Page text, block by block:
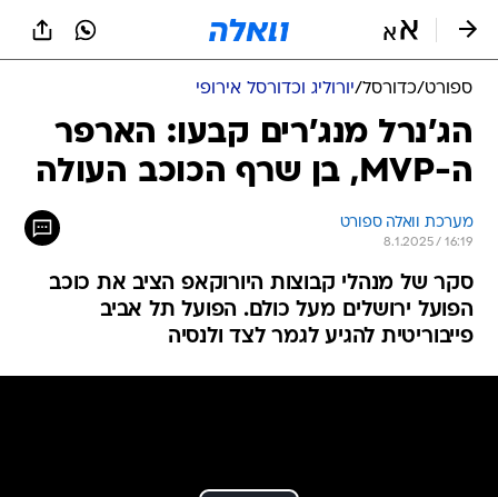
ספורט/כדורסל/יורוליג וכדורסל אירופי
הג'נרל מנג'רים קבעו: הארפר
ה-MVP, בן שרף הכוכב העולה
מערכת וואלה ספורט
8.1.2025 / 16:19
סקר של מנהלי קבוצות היורוקאפ הציב את כוכב
הפועל ירושלים מעל כולם. הפועל תל אביב
פייבוריטית להגיע לגמר לצד ולנסיה